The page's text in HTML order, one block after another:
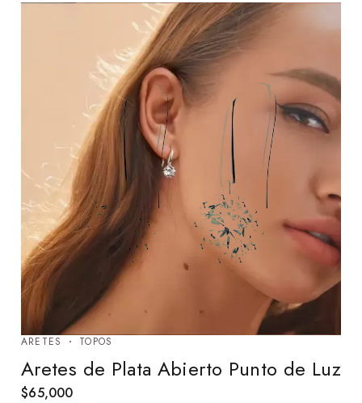
ARETES TOPOS
Aretes de Plata Abierto Punto de Luz
$65,000